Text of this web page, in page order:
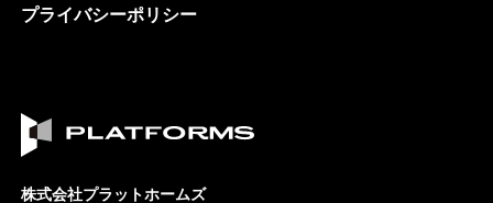
プライバシーポリシー
株式会社プラットホームズ